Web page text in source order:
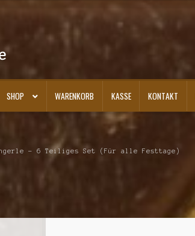
SHOP WARENKORB KASSE KONTAKT
Kontakt
– 6 Teiliges Set (Für alle Festtage)